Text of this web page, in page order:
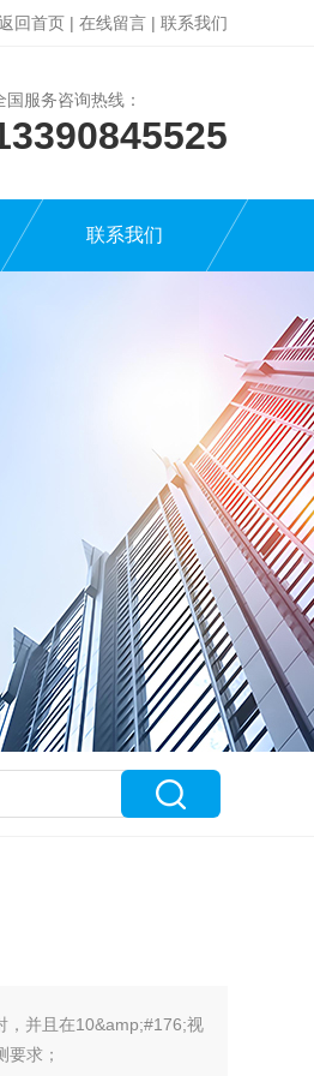
回首页 | 在线留言 | 联系我们
国服务咨询热线：
联系我们
，并且在10&amp;#176;视
求；